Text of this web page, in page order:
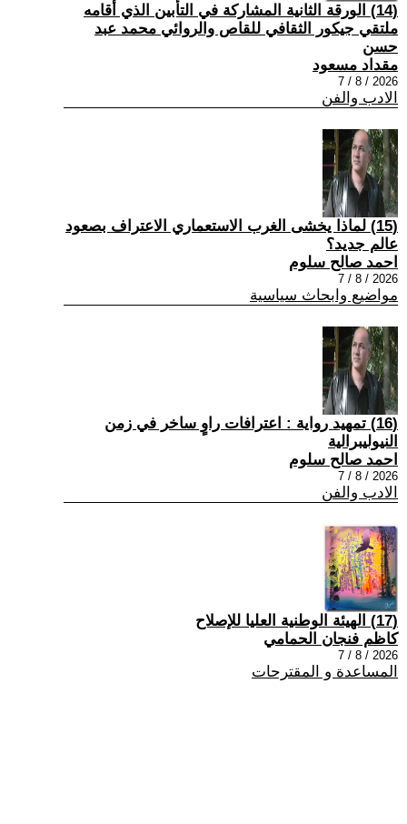
(14) الورقة الثانية المشاركة في التأبين الذي أقامه
ملتقي جيكور الثقافي للقاص والروائي محمد عبد
حسن
مقداد مسعود
2026 / 8 / 7
الادب والفن
(15) لماذا يخشى الغرب الاستعماري الاعتراف بصعود
عالم جديد؟
احمد صالح سلوم
2026 / 8 / 7
مواضيع وابحاث سياسية
(16) تمهيد رواية : اعترافات راوٍ ساخر في زمن
النيوليبرالية
احمد صالح سلوم
2026 / 8 / 7
الادب والفن
(17) الهيئة الوطنية العليا للإصلاح
كاظم فنجان الحمامي
2026 / 8 / 7
المساعدة و المقترحات